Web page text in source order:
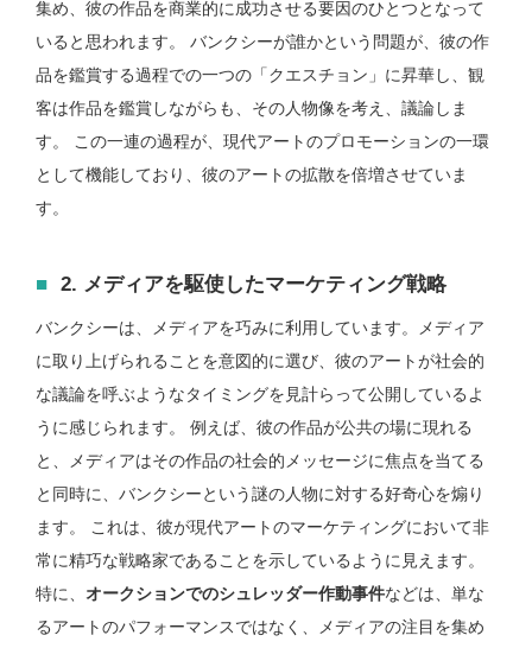
集め、彼の作品を商業的に成功させる要因のひとつとなって
いると思われます。 バンクシーが誰かという問題が、彼の作
品を鑑賞する過程での一つの「クエスチョン」に昇華し、観
客は作品を鑑賞しながらも、その人物像を考え、議論しま
す。 この一連の過程が、現代アートのプロモーションの一環
として機能しており、彼のアートの拡散を倍増させていま
す。
2. メディアを駆使したマーケティング戦略
バンクシーは、メディアを巧みに利用しています。メディア
に取り上げられることを意図的に選び、彼のアートが社会的
な議論を呼ぶようなタイミングを見計らって公開しているよ
うに感じられます。 例えば、彼の作品が公共の場に現れる
と、メディアはその作品の社会的メッセージに焦点を当てる
と同時に、バンクシーという謎の人物に対する好奇心を煽り
ます。 これは、彼が現代アートのマーケティングにおいて非
常に精巧な戦略家であることを示しているように見えます。
特に、 オークションでのシュレッダー作動事件などは、単な
るアートのパフォーマンスではなく、メディアの注目を集め